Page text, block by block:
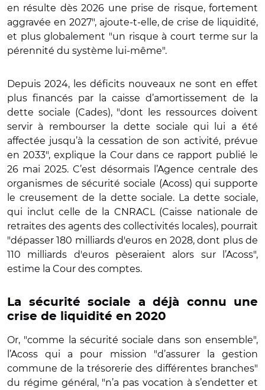
en résulte dès 2026 une prise de risque, fortement
aggravée en 2027", ajoute-t-elle, de crise de liquidité,
et plus globalement "un risque à court terme sur la
pérennité du système lui-même".
Depuis 2024, les déficits nouveaux ne sont en effet
plus financés par la caisse d’amortissement de la
dette sociale (Cades), "dont les ressources doivent
servir à rembourser la dette sociale qui lui a été
affectée jusqu’à la cessation de son activité, prévue
en 2033", explique la Cour dans ce rapport publié le
26 mai 2025. C’est désormais l’Agence centrale des
organismes de sécurité sociale (Acoss) qui supporte
le creusement de la dette sociale. La dette sociale,
qui inclut celle de la CNRACL (Caisse nationale de
retraites des agents des collectivités locales), pourrait
"dépasser 180 milliards d'euros en 2028, dont plus de
110 milliards d'euros pèseraient alors sur l’Acoss",
estime la Cour des comptes.
La sécurité sociale a déjà connu une
crise de liquidité en 2020
Or, "comme la sécurité sociale dans son ensemble",
l’Acoss qui a pour mission "d’assurer la gestion
commune de la trésorerie des différentes branches"
du régime général, "n’a pas vocation à s’endetter et